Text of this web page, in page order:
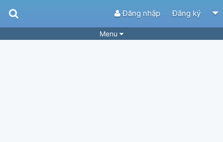
Đăng nhập Đăng ký
Menu